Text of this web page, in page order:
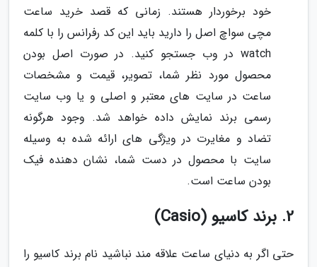
خود برخوردار هستند. زمانی که قصد خرید ساعت
مچی سواچ اصل را دارید باید این کد رفرانس را با کلمه
watch در وب جستجو کنید. در صورت اصل بودن
محصول مورد نظر شما، تصویر، قیمت و مشخصات
ساعت در سایت های معتبر و اصلی و یا وب سایت
رسمی برند نمایش داده خواهد شد. وجود هرگونه
تضاد و مغایرت در ویژگی های ارائه شده به وسیله
سایت با محصول در دست شما، نشان دهنده فیک
بودن ساعت است.
2. برند کاسیو (Casio)
حتی اگر به دنیای ساعت علاقه مند نباشید نام برند کاسیو را